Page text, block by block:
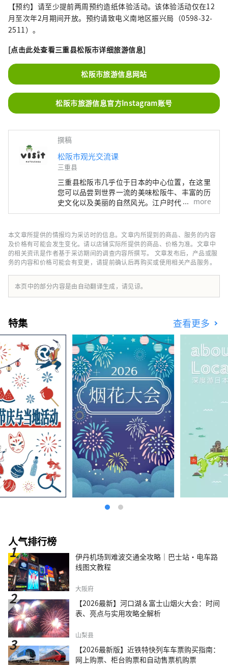
【预约】请至少提前两周预约造纸体验活动。该体验活动仅在12
月至次年2月期间开放。预约请致电义南地区振兴局（0598-32-
2511）。
[点击此处查看三重县松阪市详细旅游信息]
松阪市旅游信息网站
松阪市旅游信息官方Instagram账号
撰稿
松阪市观光交流课
三重县
三重县松阪市几乎位于日本的中心位置，在这里
您可以品尝到世界一流的美味松阪牛、丰富的历
史文化以及美丽的自然风光。江户时代，松阪是
参拜伊势参拜（日本最高神社）的最后驿站。这
松阪带来了繁荣。
more
本文章所提供的情报均为采访时的信息。文章内所提到的商品、服务的内容
及价格有可能会发生变化。请以店铺实际所提供的商品、价格为准。文章中
的相关资讯是作者基于采访期间的调查内容所撰写。 文章发布后，产品或服
务的内容和价格可能会有变更，请提前确认后再购买或使用相关产品服务。
本页中的部分内容是由自动翻译生成，请见谅。
特集 查看更多
人气排行榜
伊丹机场到难波交通全攻略｜巴士站・电车路
线图文教程
大阪府
【2026最新】河口湖＆富士山烟火大会：时间
表、亮点与实用攻略全解析
山梨县
【2026最新版】近铁特快列车车票购买指南：
网上购票、柜台购票和自动售票机购票